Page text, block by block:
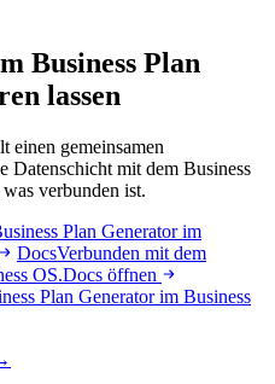
Business Plan
lassen
einen gemeinsamen
Datenschicht mit dem Business
verbunden ist.
Plan Generator im
DocsVerbunden mit dem
OS.Docs öffnen
Plan Generator im Business